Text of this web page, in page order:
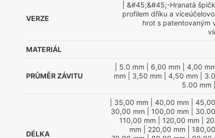
VERZE
| &#45;&#45;-Hranatá
profilem dříku a
hrot s patentovaným
MATERIÁL
PRŮMĚR ZÁVITU
| 5.0 mm | 6,00 mm | 4,00
mm | 3,50 mm | 4,50 mm |
5.00 mm
DÉLKA
| 35,00 mm | 40,00 mm |
30,00 mm | 100,00 mm |
110,00 mm | 120,00 mm |
mm | 220,00 mm |